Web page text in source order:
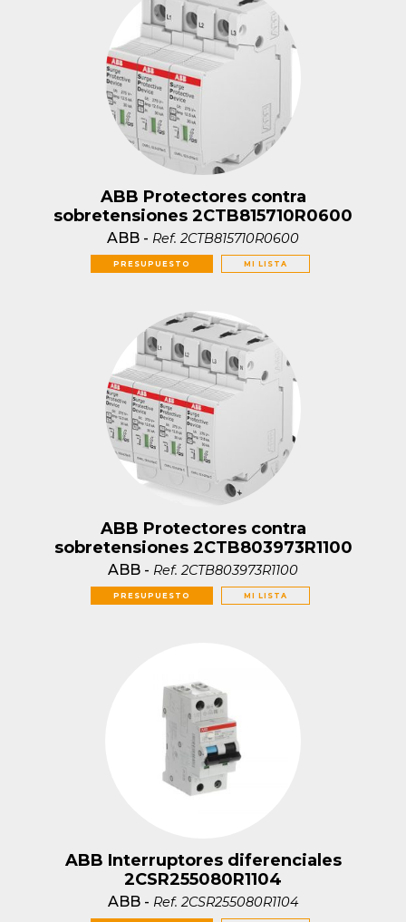
ABB Protectores contra
sobretensiones 2CTB815710R0600
ABB - Ref.2CTB815710R0600
PRESUPUESTO MI LISTA
ABB Protectores contra
sobretensiones 2CTB803973R1100
ABB - Ref.2CTB803973R1100
PRESUPUESTO MI LISTA
ABB Interruptores diferenciales
2CSR255080R1104
ABB - Ref.2CSR255080R1104